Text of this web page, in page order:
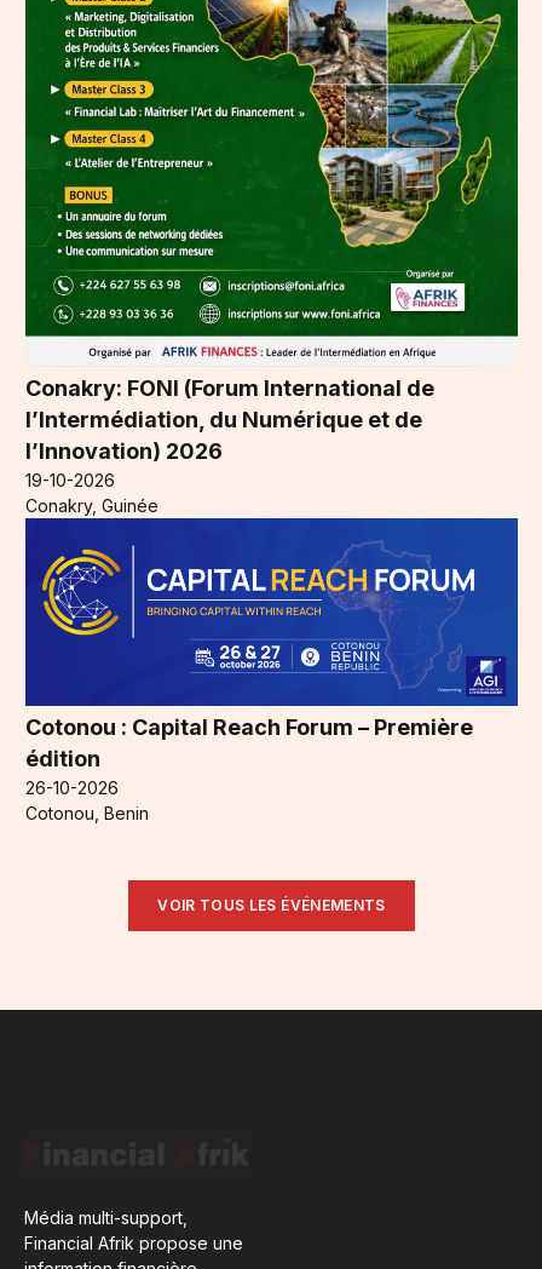
Conakry: FONI (Forum International de
l’Intermédiation, du Numérique et de
l’Innovation) 2026
19-10-2026
Conakry, Guinée
Cotonou : Capital Reach Forum – Première
édition
26-10-2026
Cotonou, Benin
VOIR TOUS LES ÉVÉNEMENTS
Média multi-support,
Financial Afrik propose une